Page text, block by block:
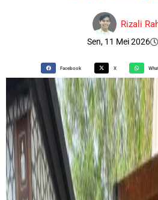
Rizali
Sen, 11 Mei 2026
Facebook X